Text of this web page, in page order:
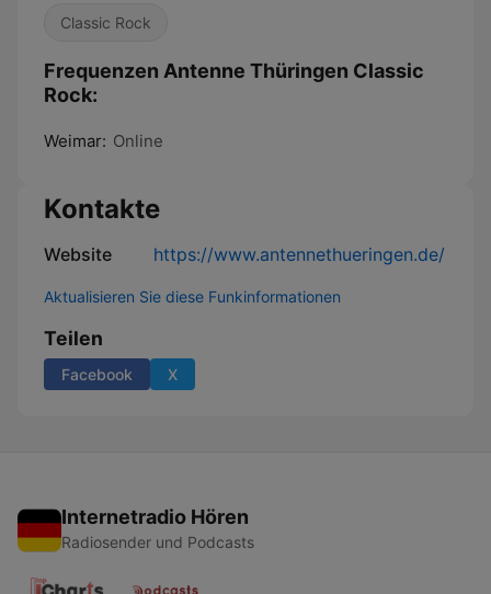
Classic Rock
Frequenzen Antenne Thüringen Classic
Rock:
Weimar: Online
Kontakte
Website https://www.antennethueringen.de/
Aktualisieren Sie diese Funkinformationen
Teilen
Facebook X
Internetradio Hören
Radiosender und Podcasts